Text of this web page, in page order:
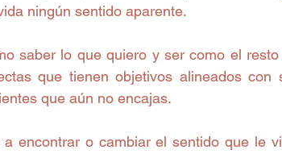
ningún sentido aparente.
saber lo que quiero y ser como el
que tienen objetivos alineados con
que aún no encajas.
encontrar o cambiar el sentido que le